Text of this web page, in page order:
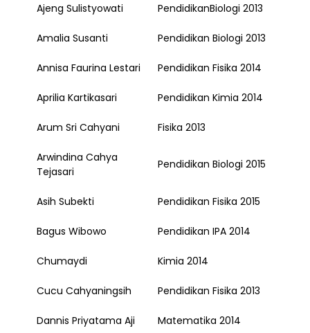
Ajeng Sulistyowati PendidikanBiologi 2013
Amalia Susanti Pendidikan Biologi 2013
Annisa Faurina Lestari Pendidikan Fisika 2014
Aprilia Kartikasari Pendidikan Kimia 2014
Arum Sri Cahyani Fisika 2013
Arwindina Cahya
Tejasari
Pendidikan Biologi 2015
Asih Subekti Pendidikan Fisika 2015
Bagus Wibowo Pendidikan IPA 2014
Chumaydi Kimia 2014
Cucu Cahyaningsih Pendidikan Fisika 2013
Dannis Priyatama Aji Matematika 2014